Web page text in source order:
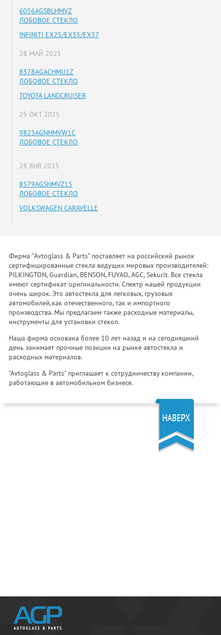
6056AGSBLHMVZ
ЛОБОВОЕ СТЕКЛО
INFINITI EX25/EX35/EX37
28 МАЙ 2025
8378AGACHMU1Z
ЛОБОВОЕ СТЕКЛО
TOYOTA LANDCRUISER
25 ОКТ 2025
9823AGNHMVW1C
ЛОБОВОЕ СТЕКЛО
28 ЯНВ 2025
8579AGSHMVZ15
ЛОБОВОЕ СТЕКЛО
VOLKSWAGEN CARAVELLE
Фирма "Avtoglass & Parts" поставляет на российский рынок
сертифицированные стекла ведущих мировых производителей:
PILKINGTON, Guardian, BENSON, FUYAO, AGC, Sekurit. Все стекла
имеют сертификат оригинальности. Спектр нашей продукции
очень широк. Это автостекла для легковых, грузовых
автомобилей,как отечественного, так и импортного
производства. Мы предлагаем также расходные материалы,
инструменты для установки стекол.
Наша фирма основана более 10 лет назад и на сегодняшний
день занимает прочные позиции на рынке автостекла и
расходных материалов.
"Avtoglass & Parts" приглашает к сотрудничеству компании,
работающие в автомобильном бизнесе.